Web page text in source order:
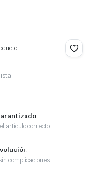
artículo correcto
complicaciones